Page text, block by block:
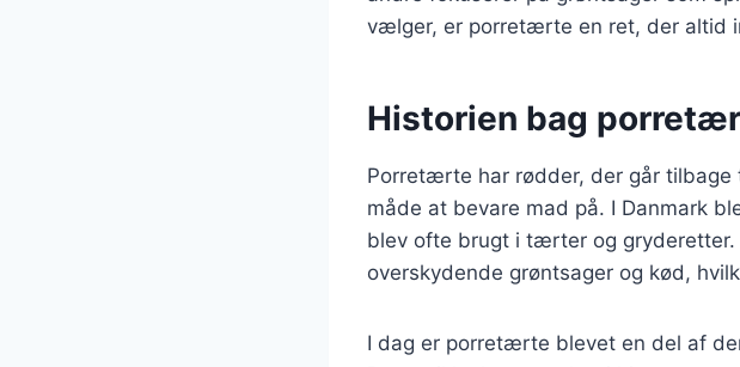
vælger, er porretærte en ret, der altid
Historien bag
Porretærte har rødder, der går
måde at bevare mad på. I Danmark
blev ofte brugt i tærter og
overskydende grøntsager og kød,
I dag er porretærte blevet en del af